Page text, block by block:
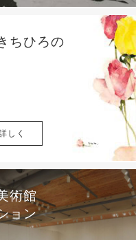
ちひろの
しく
術館
ョン